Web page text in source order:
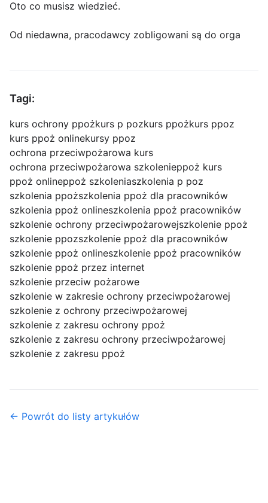
Oto co musisz wiedzieć.
Od niedawna, pracodawcy zobligowani są do orga
Tagi:
kurs ochrony ppożkurs p pozkurs ppożkurs ppoz
kurs ppoż onlinekursy ppoz
ochrona przeciwpożarowa kurs
ochrona przeciwpożarowa szkolenieppoż kurs
ppoż onlineppoż szkoleniaszkolenia p poz
szkolenia ppoższkolenia ppoż dla pracowników
szkolenia ppoż onlineszkolenia ppoż pracowników
szkolenie ochrony przeciwpożarowejszkolenie ppoż
szkolenie ppozszkolenie ppoż dla pracowników
szkolenie ppoż onlineszkolenie ppoż pracowników
szkolenie ppoż przez internet
szkolenie przeciw pożarowe
szkolenie w zakresie ochrony przeciwpożarowej
szkolenie z ochrony przeciwpożarowej
szkolenie z zakresu ochrony ppoż
szkolenie z zakresu ochrony przeciwpożarowej
szkolenie z zakresu ppoż
← Powrót do listy artykułów